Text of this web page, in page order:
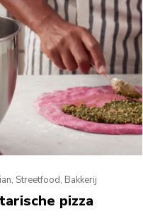
Streetfood, Bakkerij
pizza